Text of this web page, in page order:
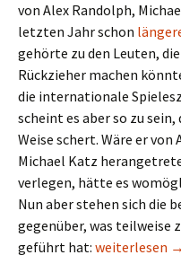
von Alex Randolph,
letzten Jahr schon
gehörte zu den Leuten,
Rückzieher machen
die internationale
scheint es aber so zu
Weise schert. Wäre er
Michael Katz
verlegen, hätte es
Nun aber stehen sich die
gegenüber, was teilweise
geführt hat: Twixt ist
weiterlesen →